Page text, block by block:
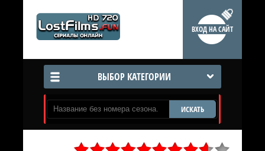
ВХОД НА САЙТ
ВЫБОР КАТЕГОРИИ
ИСКАТЬ